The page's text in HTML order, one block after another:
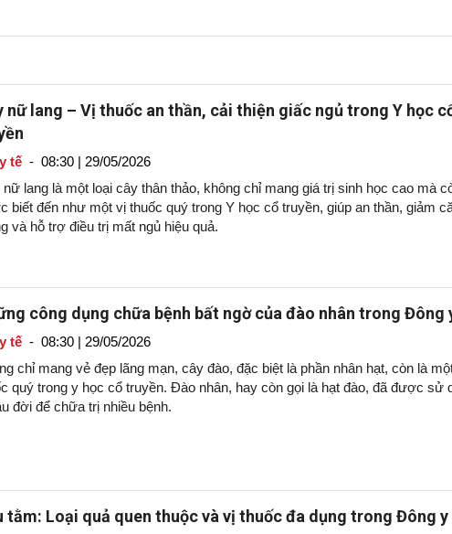
nữ lang – Vị thuốc an thần, cải thiện giấc ngủ trong Y học
tế- 08:30 | 29/05/2026
nữ lang là một loại cây thân thảo, không chỉ mang giá trị sinh học cao mà
biết đến như một vị thuốc quý trong Y học cổ truyền, giúp an thần, giảm
và hỗ trợ điều trị mất ngủ hiệu quả.
công dụng chữa bệnh bất ngờ của đào nhân trong Đông
tế- 08:30 | 29/05/2026
chỉ mang vẻ đẹp lãng mạn, cây đào, đặc biệt là phần nhân hạt, còn là
quý trong y học cổ truyền. Đào nhân, hay còn gọi là hạt đào, đã được sử
đời để chữa trị nhiều bệnh.
tằm: Loại quả quen thuộc và vị thuốc đa dụng trong Đông y